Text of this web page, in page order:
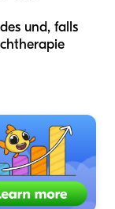
und, falls